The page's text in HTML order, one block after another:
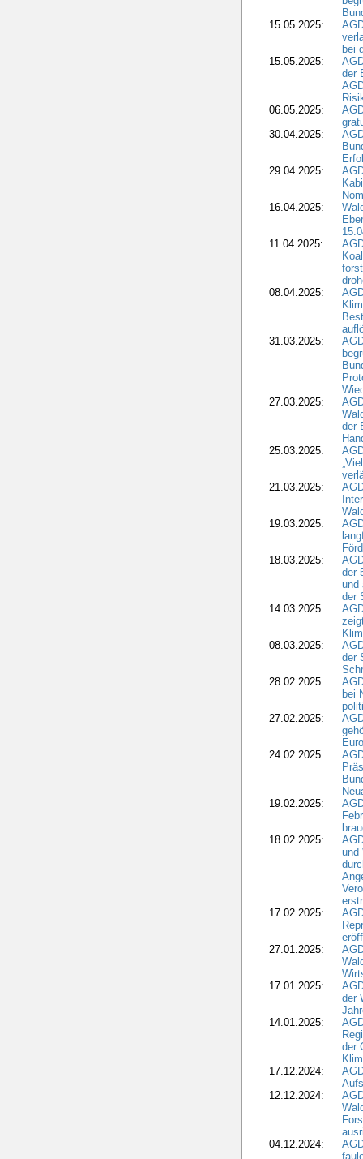
15.05.2025:
bei
15.05.2025:
der
06.05.2025:
30.04.2025:
29.04.2025:
16.04.2025:
11.04.2025:
08.04.2025:
31.03.2025:
27.03.2025:
der
25.03.2025:
21.03.2025:
19.03.2025:
18.03.2025:
der
und
der
14.03.2025:
08.03.2025:
der
28.02.2025:
bei
27.02.2025:
24.02.2025:
19.02.2025:
18.02.2025:
und
17.02.2025:
27.01.2025:
17.01.2025:
der
14.01.2025:
der
17.12.2024:
12.12.2024:
04.12.2024: